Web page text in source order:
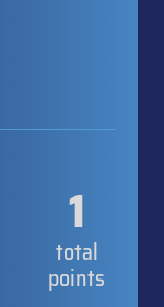
1
total
points